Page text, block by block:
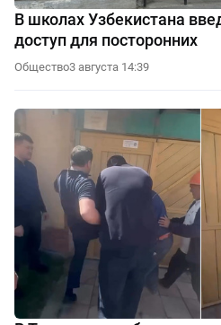
В школах Узбекистана
доступ для посторонних
Общество3 августа 14:39